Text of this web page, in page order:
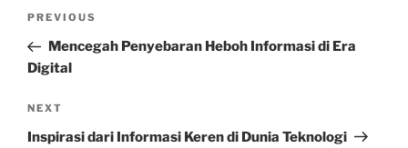
Previous
Post
PREVIOUS
Mencegah Penyebaran Heboh Informasi di Era
Digital
Next
Post
NEXT
Inspirasi dari Informasi Keren di Dunia Teknologi